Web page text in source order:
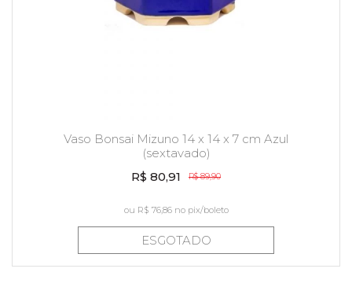
Vaso Bonsai Mizuno 14 x 14 x 7 cm Azul
(sextavado)
R$ 80,91 R$ 89,90
ou R$ 76,86no pix/boleto
ESGOTADO